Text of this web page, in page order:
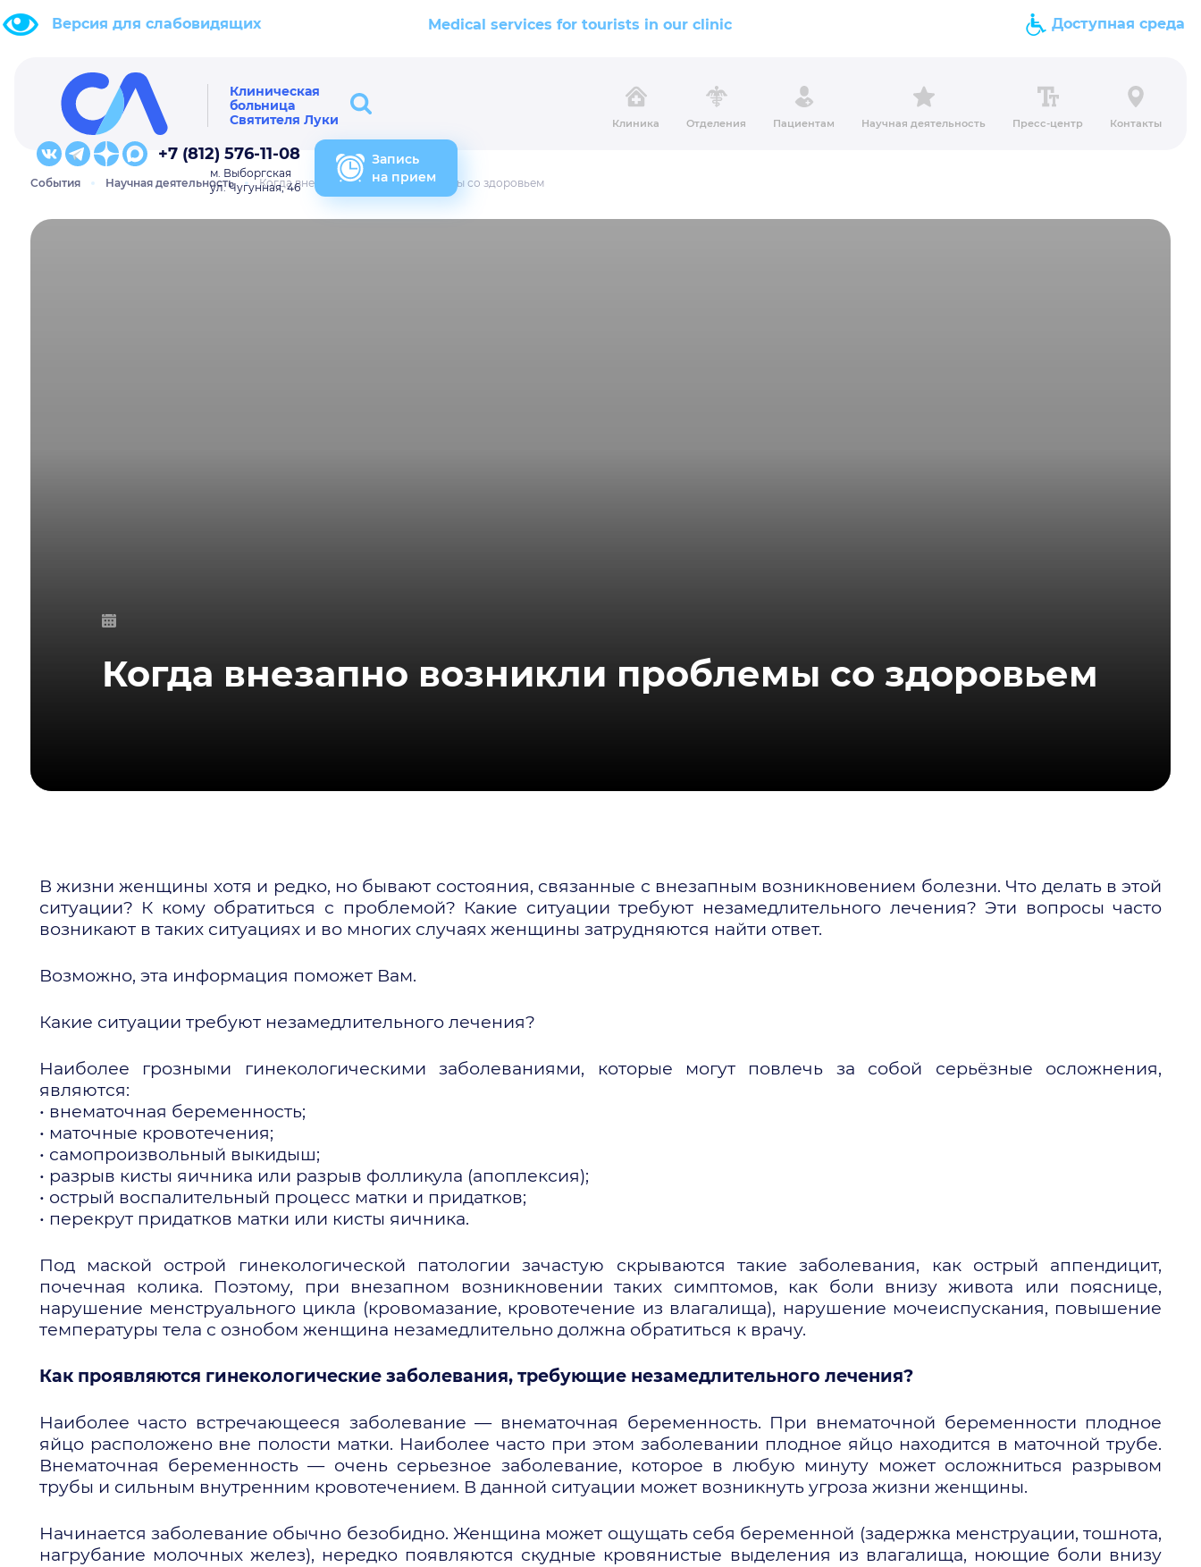
Версия для слабовидящих Medical services for tourists in our clinic Доступная среда
Клиническая
больница
Святителя Луки
Клиника Отделения Пациентам Научная деятельность Пресс-центр Контакты
+7 (812) 576-11-08
м. Выборгская
ул. Чугунная, 46
Запись
на прием
События Научная деятельность Когда внезапно возникли проблемы со здоровьем
Когда внезапно возникли проблемы со здоровьем
В жизни женщины хотя и редко, но бывают состояния, связанные с внезапным возникновением болезни. Что делать в этой
ситуации? К кому обратиться с проблемой? Какие ситуации требуют незамедлительного лечения? Эти вопросы часто
возникают в таких ситуациях и во многих случаях женщины затрудняются найти ответ.
Возможно, эта информация поможет Вам.
Какие ситуации требуют незамедлительного лечения?
Наиболее грозными гинекологическими заболеваниями, которые могут повлечь за собой серьёзные осложнения,
являются:
• внематочная беременность;
• маточные кровотечения;
• самопроизвольный выкидыш;
• разрыв кисты яичника или разрыв фолликула (апоплексия);
• острый воспалительный процесс матки и придатков;
• перекрут придатков матки или кисты яичника.
Под маской острой гинекологической патологии зачастую скрываются такие заболевания, как острый аппендицит,
почечная колика. Поэтому, при внезапном возникновении таких симптомов, как боли внизу живота или пояснице,
нарушение менструального цикла (кровомазание, кровотечение из влагалища), нарушение мочеиспускания, повышение
температуры тела с ознобом женщина незамедлительно должна обратиться к врачу.
Как проявляются гинекологические заболевания, требующие незамедлительного лечения?
Наиболее часто встречающееся заболевание — внематочная беременность. При внематочной беременности плодное
яйцо расположено вне полости матки. Наиболее часто при этом заболевании плодное яйцо находится в маточной трубе.
Внематочная беременность — очень серьезное заболевание, которое в любую минуту может осложниться разрывом
трубы и сильным внутренним кровотечением. В данной ситуации может возникнуть угроза жизни женщины.
Начинается заболевание обычно безобидно. Женщина может ощущать себя беременной (задержка менструации, тошнота,
нагрубание молочных желез), нередко появляются скудные кровянистые выделения из влагалища, ноющие боли внизу